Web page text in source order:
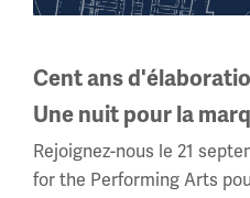
Image(s)
Cent ans
Une nuit pour la
Rejoignez-nous le 21
for the Performing Arts